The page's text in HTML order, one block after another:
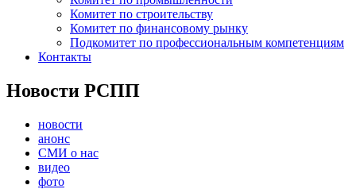
Комитет по строительству
Комитет по финансовому рынку
Подкомитет по профессиональным компетенциям
Контакты
Новости РСПП
новости
анонс
СМИ о нас
видео
фото